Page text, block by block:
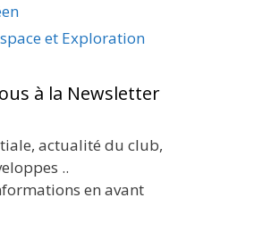
et Exploration
à la Newsletter
actualité du club,
..
en avant